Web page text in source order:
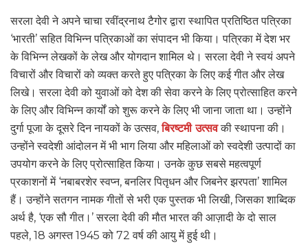
सरला देवी ने अपने चाचा रवींद्रनाथ टैगोर द्वारा स्थापित प्रतिष्ठित पत्रिका
‘भारती’ सहित विभिन्न पत्रिकाओं का संपादन भी किया। पत्रिका में देश भर
के विभिन्न लेखकों के लेख और योगदान शामिल थे। सरला देवी ने स्वयं अपने
विचारों और विचारों को व्यक्त करते हुए पत्रिका के लिए कई गीत और लेख
लिखे। सरला देवी को युवाओं को देश की सेवा करने के लिए प्रोत्साहित करने
के लिए और विभिन्न कार्यों को शुरू करने के लिए भी जाना जाता था। उन्होंने
दुर्गा पूजा के दूसरे दिन नायकों के उत्सव,बिरष्टमी उत्सवकी स्थापना की।
उन्होंने स्वदेशी आंदोलन में भी भाग लिया और महिलाओं को स्वदेशी उत्पादों का
उपयोग करने के लिए प्रोत्साहित किया। उनके कुछ सबसे महत्वपूर्ण
प्रकाशनों में ‘नबाबरशेर स्वप्न, बनलिर पितृधन और जिबनेर झरपता’ शामिल
हैं। उन्होंने सतगन नामक गीतों से भरी एक पुस्तक भी लिखी, जिसका शाब्दिक
अर्थ है, ‘एक सौ गीत।’ सरला देवी की मौत भारत की आज़ादी के दो साल
पहले, 18 अगस्त 1945 को 72 वर्ष की आयु में हुई थी।